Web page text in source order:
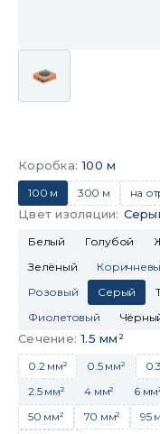
Коробка: 100 м
100 м 300 м на
Цвет изоляции:
Белый Голубой
Зелёный
Розовый
Серый
Фиолетовый
Сечение: 1.5 мм²
0.2 мм² 0.5 мм²
2.5 мм²
4 мм² 6
50 мм²
70 мм² 95